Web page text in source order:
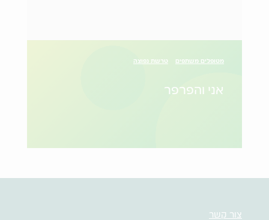
מטופלים משתפים טרשת נפוצה
אני והפרפר
צור קשר